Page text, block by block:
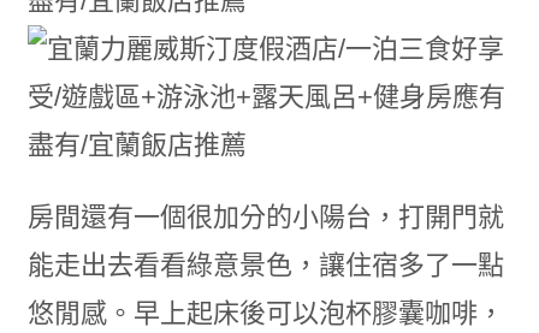
房間還有一個很加分的小陽台，打開門就
能走出去看看綠意景色，讓住宿多了一點
悠閒感。早上起床後可以泡杯膠囊咖啡，